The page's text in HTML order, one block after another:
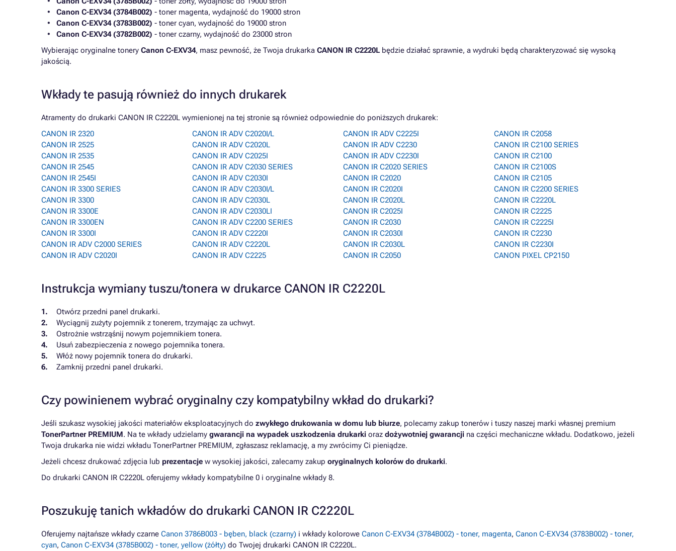
Canon C-EXV34 (3784B002) - toner magenta, wydajność do 19000 stron
Canon C-EXV34 (3783B002) - toner cyan, wydajność do 19000 stron
Canon C-EXV34 (3782B002) - toner czarny, wydajność do 23000 stron
Wybierając oryginalne tonery Canon C-EXV34, masz pewność, że Twoja drukarka CANON IR C2220L będzie działać sprawnie, a wydruki będą charakteryzować się wysoką
jakością.
Wkłady te pasują również do innych drukarek
Atramenty do drukarki CANON IR C2220L wymienionej na tej stronie są również odpowiednie do poniższych drukarek:
CANON IR 2320
CANON IR 2525
CANON IR 2535
CANON IR 2545
CANON IR 2545I
CANON IR 3300 SERIES
CANON IR 3300
CANON IR 3300E
CANON IR 3300EN
CANON IR 3300I
CANON IR ADV C2000 SERIES
CANON IR ADV C2020I
CANON IR ADV C2020I/L
CANON IR ADV C2020L
CANON IR ADV C2025I
CANON IR ADV C2030 SERIES
CANON IR ADV C2030I
CANON IR ADV C2030I/L
CANON IR ADV C2030L
CANON IR ADV C2030LI
CANON IR ADV C2200 SERIES
CANON IR ADV C2220I
CANON IR ADV C2220L
CANON IR ADV C2225
CANON IR ADV C2225I
CANON IR ADV C2230
CANON IR ADV C2230I
CANON IR C2020 SERIES
CANON IR C2020
CANON IR C2020I
CANON IR C2020L
CANON IR C2025I
CANON IR C2030
CANON IR C2030I
CANON IR C2030L
CANON IR C2050
CANON IR C2058
CANON IR C2100 SERIES
CANON IR C2100
CANON IR C2100S
CANON IR C2105
CANON IR C2200 SERIES
CANON IR C2220L
CANON IR C2225
CANON IR C2225I
CANON IR C2230
CANON IR C2230I
CANON PIXEL CP2150
Instrukcja wymiany tuszu/tonera w drukarce CANON IR C2220L
Otwórz przedni panel drukarki.
Wyciągnij zużyty pojemnik z tonerem, trzymając za uchwyt.
Ostrożnie wstrząśnij nowym pojemnikiem tonera.
Usuń zabezpieczenia z nowego pojemnika tonera.
Włóż nowy pojemnik tonera do drukarki.
Zamknij przedni panel drukarki.
Czy powinienem wybrać oryginalny czy kompatybilny wkład do drukarki?
Jeśli szukasz wysokiej jakości materiałów eksploatacyjnych do zwykłego drukowania w domu lub biurze, polecamy zakup tonerów i tuszy naszej marki własnej premium
TonerPartner PREMIUM. Na te wkłady udzielamy gwarancji na wypadek uszkodzenia drukarki oraz dożywotniej gwarancji na części mechaniczne wkładu. Dodatkowo, jeżeli
Twoja drukarka nie widzi wkładu TonerPartner PREMIUM, zgłaszasz reklamację, a my zwrócimy Ci pieniądze.
Jeżeli chcesz drukować zdjęcia lub prezentacje w wysokiej jakości, zalecamy zakup oryginalnych kolorów do drukarki.
Do drukarki CANON IR C2220L oferujemy wkłady kompatybilne 0 i oryginalne wkłady 8.
Poszukuję tanich wkładów do drukarki CANON IR C2220L
Oferujemy najtańsze wkłady czarne Canon 3786B003 - bęben, black (czarny) i wkłady kolorowe Canon C-EXV34 (3784B002) - toner, magenta, Canon C-EXV34 (3783B002) - toner,
cyan, Canon C-EXV34 (3785B002) - toner, yellow (żółty) do Twojej drukarki CANON IR C2220L.